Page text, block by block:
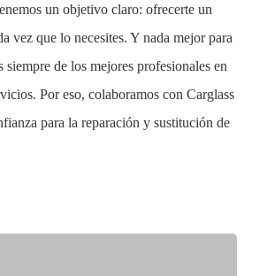
un objetivo claro: ofrecerte un
vez que lo necesites. Y nada mejor para
siempre de los mejores profesionales en
Por eso, colaboramos con Carglass
para la reparación y sustitución de